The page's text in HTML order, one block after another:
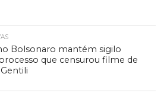
Bolsonaro mantém sigilo
que censurou filme de